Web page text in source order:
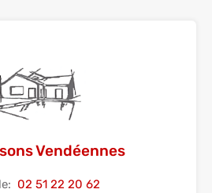
Vendéennes
02 51 22 20 62